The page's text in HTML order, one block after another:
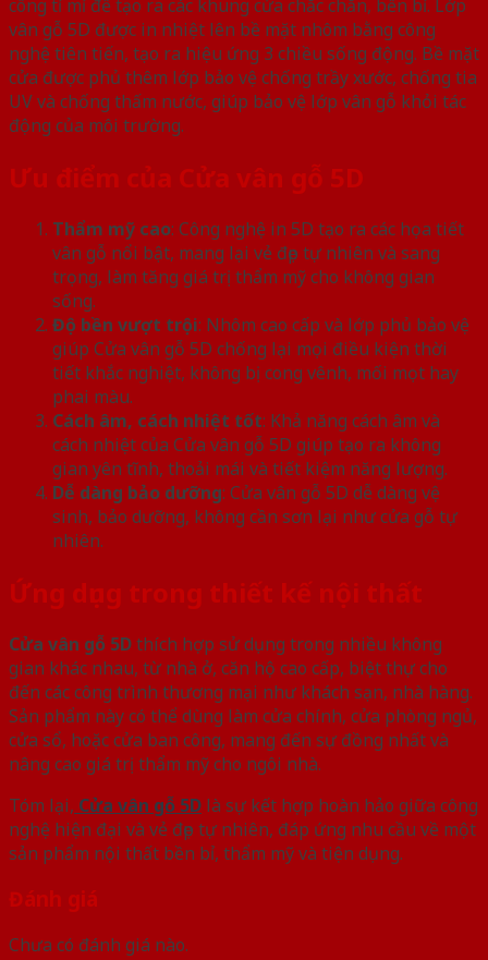
công tỉ mỉ để tạo ra các khung cửa chắc chắn, bền bỉ. Lớp
vân gỗ 5D được in nhiệt lên bề mặt nhôm bằng công
nghệ tiên tiến, tạo ra hiệu ứng 3 chiều sống động. Bề mặt
cửa được phủ thêm lớp bảo vệ chống trầy xước, chống tia
UV và chống thấm nước, giúp bảo vệ lớp vân gỗ khỏi tác
động của môi trường.
Ưu điểm của Cửa vân gỗ 5D
Thẩm mỹ cao: Công nghệ in 5D tạo ra các họa tiết
vân gỗ nổi bật, mang lại vẻ đẹp tự nhiên và sang
trọng, làm tăng giá trị thẩm mỹ cho không gian
sống.
Độ bền vượt trội: Nhôm cao cấp và lớp phủ bảo vệ
giúp Cửa vân gỗ 5D chống lại mọi điều kiện thời
tiết khắc nghiệt, không bị cong vênh, mối mọt hay
phai màu.
Cách âm, cách nhiệt tốt: Khả năng cách âm và
cách nhiệt của Cửa vân gỗ 5D giúp tạo ra không
gian yên tĩnh, thoải mái và tiết kiệm năng lượng.
Dễ dàng bảo dưỡng: Cửa vân gỗ 5D dễ dàng vệ
sinh, bảo dưỡng, không cần sơn lại như cửa gỗ tự
nhiên.
Ứng dụng trong thiết kế nội thất
Cửa vân gỗ 5Dthích hợp sử dụng trong nhiều không
gian khác nhau, từ nhà ở, căn hộ cao cấp, biệt thự cho
đến các công trình thương mại như khách sạn, nhà hàng.
Sản phẩm này có thể dùng làm cửa chính, cửa phòng ngủ,
cửa sổ, hoặc cửa ban công, mang đến sự đồng nhất và
nâng cao giá trị thẩm mỹ cho ngôi nhà.
Tóm lại, Cửa vân gỗ 5D là sự kết hợp hoàn hảo giữa công
nghệ hiện đại và vẻ đẹp tự nhiên, đáp ứng nhu cầu về một
sản phẩm nội thất bền bỉ, thẩm mỹ và tiện dụng.
Đánh giá
Chưa có đánh giá nào.